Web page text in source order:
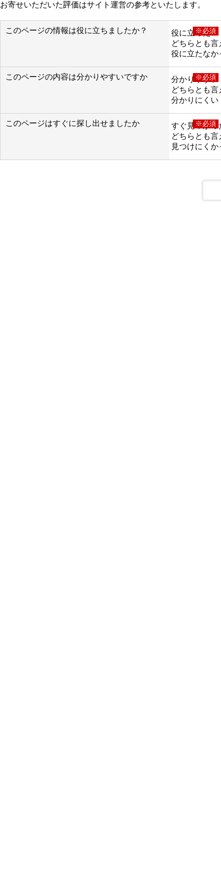
お寄せいただいた評価はサイト運営の参考といたします。
このページの情報は役に立ちましたか？ ※必須
役に立った
どちらとも言
役に立たなか
このページの内容は分かりやすいですか ※必須
分かりやすい
どちらとも言
分かりにくい
このページはすぐに探し出せましたか ※必須
すぐ見つかっ
どちらとも言
見つけにくか